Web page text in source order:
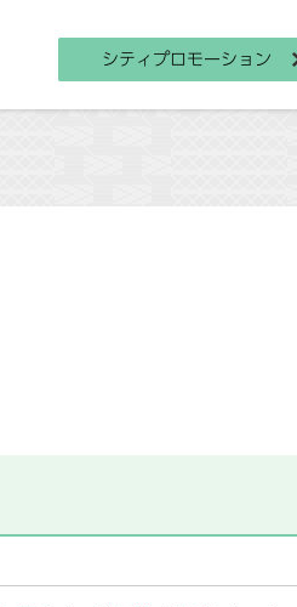
シティプロモーション